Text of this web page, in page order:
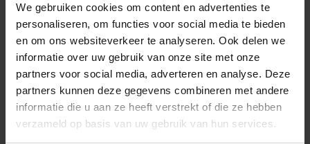
We gebruiken cookies om content en advertenties te
personaliseren, om functies voor social media te bieden
en om ons websiteverkeer te analyseren. Ook delen we
informatie over uw gebruik van onze site met onze
partners voor social media, adverteren en analyse. Deze
partners kunnen deze gegevens combineren met andere
informatie die u aan ze heeft verstrekt of die ze hebben
verzameld op basis van uw gebruik van hun services.
klantenservice.
Interesse in product
Maak een luisterafspraak
Productomschrijving